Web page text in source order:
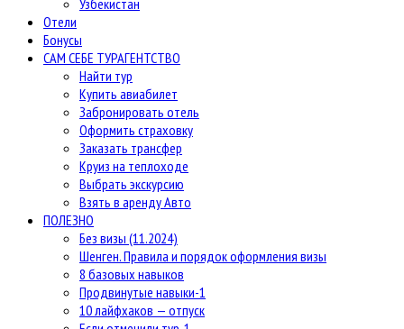
Отели
Бонусы
САМ СЕБЕ ТУРАГЕНТСТВО
Найти тур
Купить авиабилет
Забронировать отель
Оформить страховку
Заказать трансфер
Круиз на теплоходе
Выбрать экскурсию
Взять в аренду Авто
ПОЛЕЗНО
Без визы (11.2024)
Шенген. Правила и порядок оформления визы
8 базовых навыков
Продвинутые навыки-1
10 лайфхаков — отпуск